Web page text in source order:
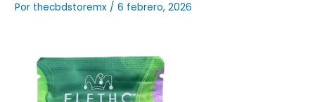
Por thecbdstoremx /6 febrero, 2026